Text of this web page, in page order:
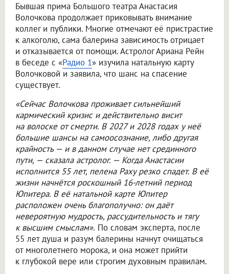
Бывшая прима Большого театра Анастасия
Волочкова продолжает приковывать внимание
коллег и публики. Многие отмечают её пристрастие
к алкоголю, сама балерина зависимость отрицает
и отказывается от помощи. Астролог Ариана Рейн
в беседе с «Радио 1» изучила натальную карту
Волочковой и заявила, что шанс на спасение
существует.
«Сейчас Волочкова проживает сильнейший
кармический кризис и действительно висит
на волоске от смерти. В 2027 и 2028 годах у неё
большие шансы на самоосознание, либо другая
крайность — и в данном случае нет срединного
пути, — сказала астролог. — Когда Анастасии
исполнится 55 лет, пелена Раху резко спадет. В её
жизни начнётся роскошный 16‑летний период
Юпитера. В её натальной карте Юпитер
расположен очень благополучно: он даёт
невероятную мудрость, рассудительность и тягу
к высшим смыслам». По словам эксперта, после
55 лет душа и разум балерины начнут очищаться
от многолетнего морока, и она может прийти
к глубокой вере или строгим духовным правилам.